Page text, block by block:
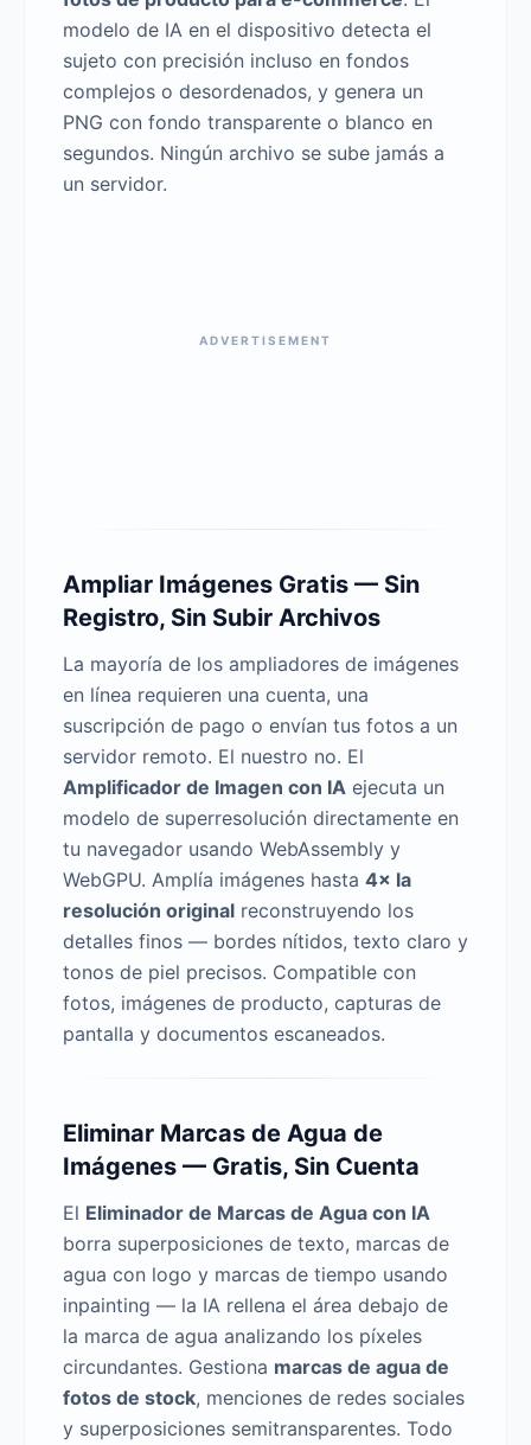
modelo de IA en el dispositivo detecta el
sujeto con precisión incluso en fondos
complejos o desordenados, y genera un
PNG con fondo transparente o blanco en
segundos. Ningún archivo se sube jamás a
un servidor.
ADVERTISEMENT
Ampliar Imágenes Gratis — Sin
Registro, Sin Subir Archivos
La mayoría de los ampliadores de imágenes
en línea requieren una cuenta, una
suscripción de pago o envían tus fotos a un
servidor remoto. El nuestro no. El
Amplificador de Imagen con IA ejecuta un
modelo de superresolución directamente en
tu navegador usando WebAssembly y
WebGPU. Amplía imágenes hasta 4× la
resolución original reconstruyendo los
detalles finos — bordes nítidos, texto claro y
tonos de piel precisos. Compatible con
fotos, imágenes de producto, capturas de
pantalla y documentos escaneados.
Eliminar Marcas de Agua de
Imágenes — Gratis, Sin Cuenta
El Eliminador de Marcas de Agua con IA
borra superposiciones de texto, marcas de
agua con logo y marcas de tiempo usando
inpainting — la IA rellena el área debajo de
la marca de agua analizando los píxeles
circundantes. Gestiona marcas de agua de
fotos de stock, menciones de redes sociales
y superposiciones semitransparentes. Todo